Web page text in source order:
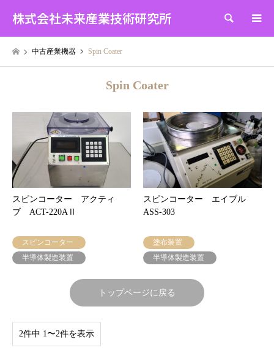
株式会社未来産業技術研究所 検索
中古産業機器 Spin Coater
Spin Coater
スピンコーター アクティ
ブ ACT-220AⅡ
スピンコーター
半導体製造装置
スピンコーター エイブル
ASS-303
塗布装置
半導体製造装置
トップページに戻る
2件中 1〜2件を表示